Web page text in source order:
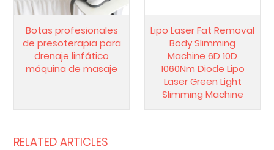
Botas profesionales
de presoterapia para
drenaje linfático
máquina de masaje
Lipo Laser Fat Removal
Body Slimming
Machine 6D 10D
1060Nm Diode Lipo
Laser Green Light
Slimming Machine
RELATED ARTICLES